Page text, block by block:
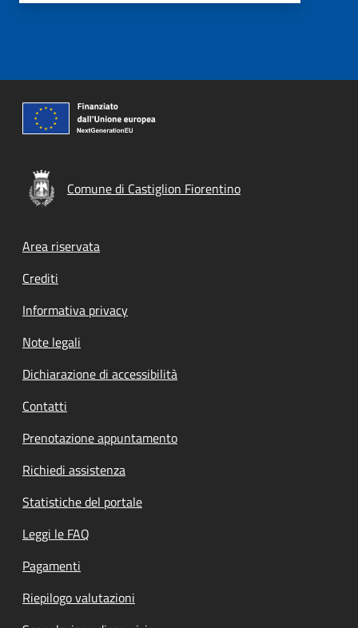
Comune di Castiglion Fiorentino
Footer menu
Area riservata
Crediti
Informativa privacy
Note legali
Dichiarazione di accessibilità
Contatti
Prenotazione appuntamento
Richiedi assistenza
Statistiche del portale
Leggi le FAQ
Pagamenti
Riepilogo valutazioni